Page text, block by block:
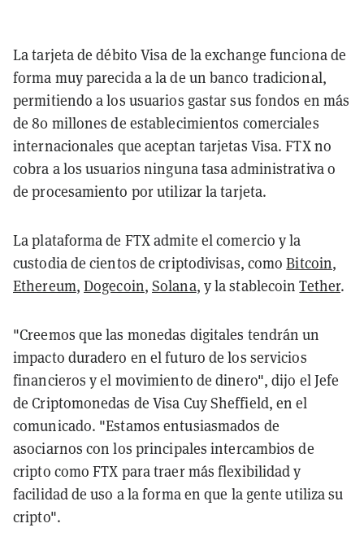
La tarjeta de débito Visa de la exchange funciona de
forma muy parecida a la de un banco tradicional,
permitiendo a los usuarios gastar sus fondos en más
de 80 millones de establecimientos comerciales
internacionales que aceptan tarjetas Visa. FTX no
cobra a los usuarios ninguna tasa administrativa o
de procesamiento por utilizar la tarjeta.
La plataforma de FTX admite el comercio y la
custodia de cientos de criptodivisas, comoBitcoin,
Ethereum,Dogecoin,Solana, y la stablecoinTether.
"Creemos que las monedas digitales tendrán un
impacto duradero en el futuro de los servicios
financieros y el movimiento de dinero", dijo el Jefe
de Criptomonedas de Visa Cuy Sheffield, en el
comunicado. "Estamos entusiasmados de
asociarnos con los principales intercambios de
cripto como FTX para traer más flexibilidad y
facilidad de uso a la forma en que la gente utiliza su
cripto".